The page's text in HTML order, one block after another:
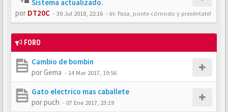
Sistema actualizado.
por DT20C -30 Jul 2018, 22:16 - In: Pasa, ponte cómodo y preséntate!
FORO
Cambio de bombin
porGema - 14 Mar 2017, 19:56
Gato electrico mas caballete
porpuch - 07 Ene 2017, 23:19